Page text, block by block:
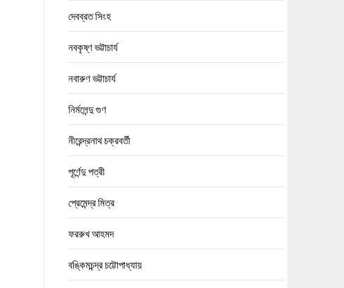
দেবব্রত সিংহ
নবকৃষ্ণ ভট্টাচার্য
নবারুণ ভট্টাচার্য
নির্মলেন্দু গুণ
নীরেন্দ্রনাথ চক্রবর্তী
পূর্ণেন্দু পত্রী
প্রেমেন্দ্র মিত্র
ফররুখ আহমদ
বঙ্কিমচন্দ্র চট্টোপাধ্যায়